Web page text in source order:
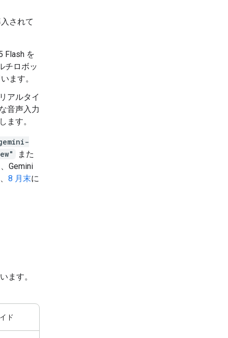
されて
Flash を
チロボッ
ます。
アルタイ
音声入力
ます。
また
Gemini
8 月末に
ます。
ド